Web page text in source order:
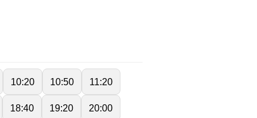
10:20 10:50 11:20
18:40 19:20 20:00